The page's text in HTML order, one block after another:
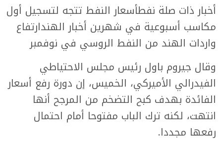
أخبار ذات صلة نفطأسعار النفط تتجه لتسجيل أول
مكاسب أسبوعية في شهرين أخبار الهندارتفاع
واردات الهند من النفط الروسي في نوفمبر
وقال جيروم باول رئيس مجلس الاحتياطي
الفيدرالي الأميركي، الخميس، إن دورة رفع أسعار
الفائدة بهدف كبح التضخم من المرجح أنها
انتهت، لكنه ترك الباب مفتوحا أمام احتمال
رفعها مجددا.